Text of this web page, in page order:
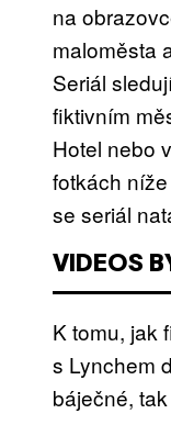
na
maloměsta
Seriál
fiktivním
Hotel nebo
fotkách
se seriál
VIDEOS
K tomu, jak
s Lynchem
báječné,